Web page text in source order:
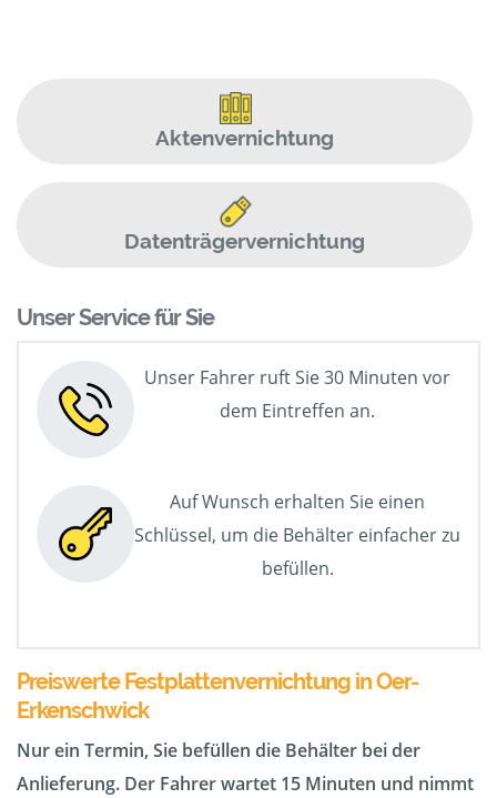
Aktenvernichtung
Datenträgervernichtung
Unser Service für Sie
Unser Fahrer ruft Sie 30 Minuten vor
dem Eintreffen an.
Auf Wunsch erhalten Sie einen
Schlüssel, um die Behälter einfacher zu
befüllen.
Preiswerte Festplattenvernichtung in Oer-
Erkenschwick
Nur ein Termin, Sie befüllen die Behälter bei der
Anlieferung. Der Fahrer wartet 15 Minuten und nimmt